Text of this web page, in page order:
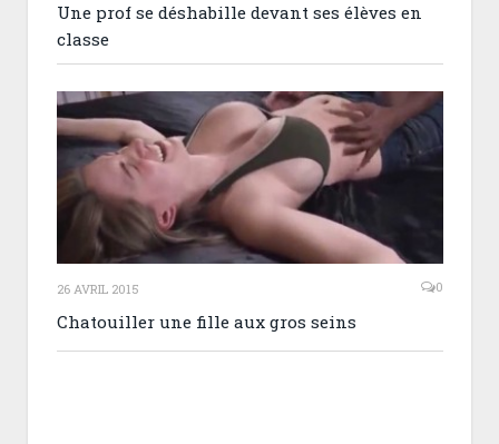
Une prof se déshabille devant ses élèves en
classe
26 AVRIL 2015 0
Chatouiller une fille aux gros seins